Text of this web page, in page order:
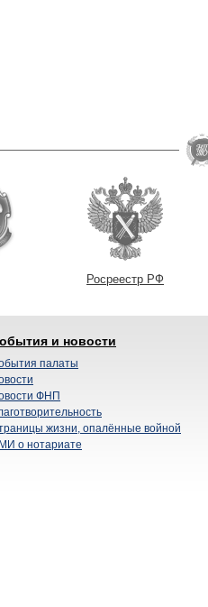
Росреестр РФ
и новости
палаты
ФНП
жизни, опалённые войной
о нотариате